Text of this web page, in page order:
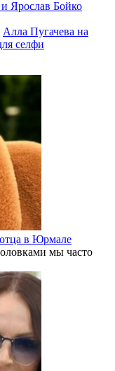
Ярослав Бойко
Алла Пугачева на
селфи
в Юрмале
мы часто